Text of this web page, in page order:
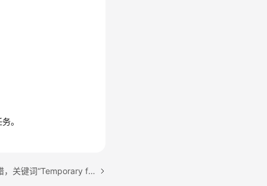
。
下一篇：全量阶段失败报错，关键词“Temporary file write failure.”